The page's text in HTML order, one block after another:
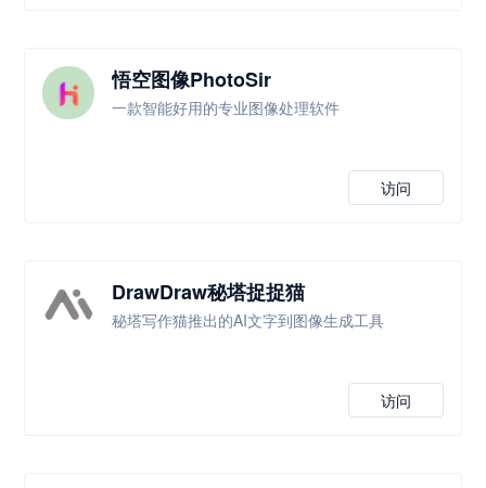
悟空图像PhotoSir
一款智能好用的专业图像处理软件
访问
DrawDraw秘塔捉捉猫
秘塔写作猫推出的AI文字到图像生成工具
访问